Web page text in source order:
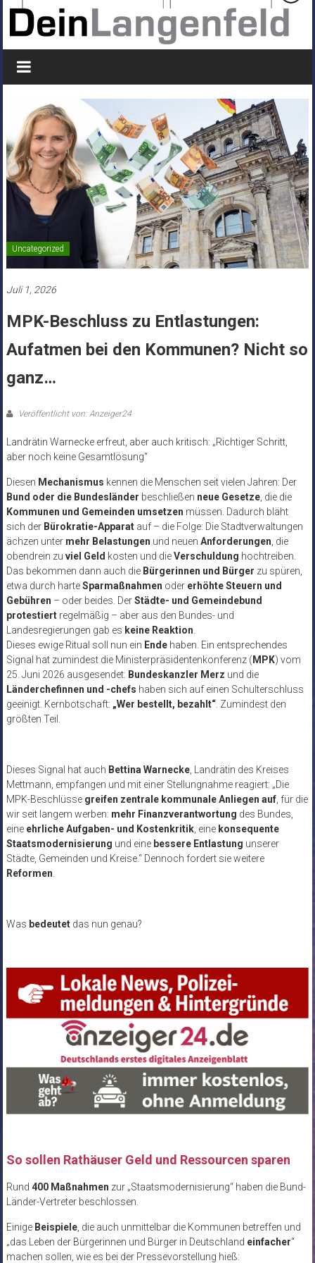
Uncategorized
Juli 1, 2026
MPK-Beschluss zu Entlastungen:
Aufatmen bei den Kommunen? Nicht so
ganz…
Veröffentlicht von: Anzeiger24
Landrätin Warnecke erfreut, aber auch kritisch: „Richtiger Schritt,
aber noch keine Gesamtlösung“
Diesen Mechanismus kennen die Menschen seit vielen Jahren: Der
Bund oder die Bundesländer beschließen neue Gesetze, die die
Kommunen und Gemeinden umsetzen müssen. Dadurch bläht
sich der Bürokratie-Apparatauf – die Folge: Die Stadtverwaltungen
ächzen unter mehr Belastungen und neuen Anforderungen , die
obendrein zu viel Geld kosten und dieVerschuldung hochtreiben.
Das bekommen dann auch die Bürgerinnen und Bürger zu spüren,
etwa durch harteSparmaßnahmen oder erhöhte Steuern und
Gebühren – oder beides. DerStädte- und Gemeindebund
protestiertregelmäßig – aber aus den Bundes- und
Landesregierungen gab es keine Reaktion
Dieses ewige Ritual soll nun ein Endehaben. Ein entsprechendes
Signal hat zumindest die Ministerpräsidentenkonferenz ( MPK) vom
25. Juni 2026 ausgesendet: Bundeskanzler Merz und die
Länderchefinnen und -chefs haben sich auf einen Schulterschluss
geeinigt. Kernbotschaft: „Wer bestellt, bezahlt“. Zumindest den
größten Teil.
Dieses Signal hat auch Bettina Warnecke, Landrätin des Kreises
Mettmann, empfangen und mit einer Stellungnahme reagiert: „Die
MPK-Beschlüsse greifen zentrale kommunale Anliegen auf, für die
wir seit langem werben: mehr Finanzverantwortung des Bundes,
eine ehrliche Aufgaben- und Kostenkritik, eine konsequente
Staatsmodernisierung und eine bessere Entlastung unserer
Städte, Gemeinden und Kreise.“ Dennoch fordert sie weitere
Reformen
Was bedeutetdas nun genau?
So sollen Rathäuser Geld und Ressourcen sparen
Rund 400 Maßnahmen zur „Staatsmodernisierung“ haben die Bund-
Länder-Vertreter beschlossen.
Einige Beispiele, die auch unmittelbar die Kommunen betreffen und
„das Leben der Bürgerinnen und Bürger in Deutschland einfacher“
machen sollen, wie es bei der Pressevorstellung hieß: